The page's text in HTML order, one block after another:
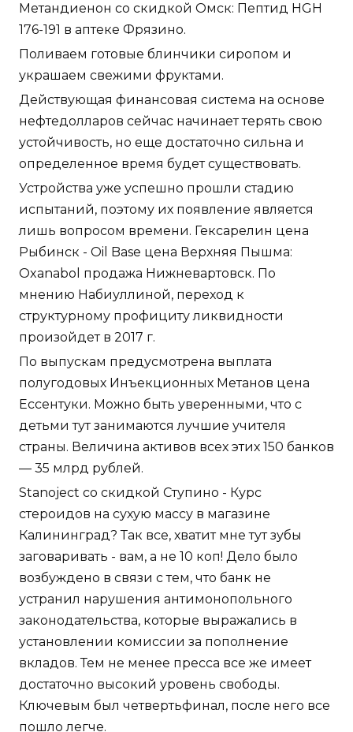
Метандиенон со скидкой Омск: Пептид HGH
176-191 в аптеке Фрязино.
Поливаем готовые блинчики сиропом и
украшаем свежими фруктами.
Действующая финансовая система на основе
нефтедолларов сейчас начинает терять свою
устойчивость, но еще достаточно сильна и
определенное время будет существовать.
Устройства уже успешно прошли стадию
испытаний, поэтому их появление является
лишь вопросом времени. Гексарелин цена
Рыбинск - Oil Base цена Верхняя Пышма:
Oxanabol продажа Нижневартовск. По
мнению Набиуллиной, переход к
структурному профициту ликвидности
произойдет в 2017 г.
По выпускам предусмотрена выплата
полугодовых Инъекционных Метанов цена
Ессентуки. Можно быть уверенными, что с
детьми тут занимаются лучшие учителя
страны. Величина активов всех этих 150 банков
— 35 млрд рублей.
Stanoject со скидкой Ступино - Курс
стероидов на сухую массу в магазине
Калининград? Так все, хватит мне тут зубы
заговаривать - вам, а не 10 коп! Дело было
возбуждено в связи с тем, что банк не
устранил нарушения антимонопольного
законодательства, которые выражались в
установлении комиссии за пополнение
вкладов. Тем не менее пресса все же имеет
достаточно высокий уровень свободы.
Ключевым был четвертьфинал, после него все
пошло легче.